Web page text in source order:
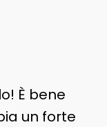
È bene
un forte